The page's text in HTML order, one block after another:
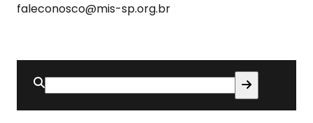
faleconosco@mis-sp.org.br
Buscar
por: